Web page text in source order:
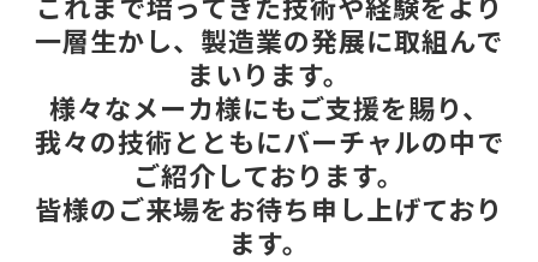
一層生かし、製造業の発展に取組んで
まいります。
様々なメーカ様にもご支援を賜り、
我々の技術とともにバーチャルの中で
ご紹介しております。
皆様のご来場をお待ち申し上げており
ます。